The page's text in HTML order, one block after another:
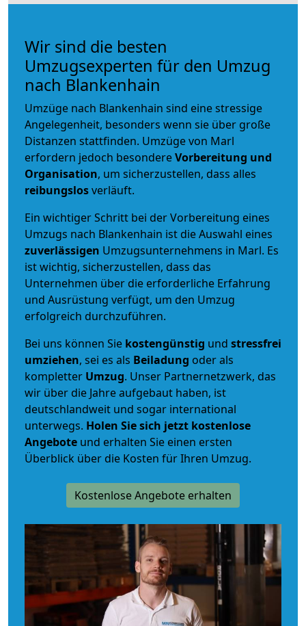
Wir sind die besten
Umzugsexperten für den Umzug
nach Blankenhain
Umzüge nach Blankenhain sind eine stressige
Angelegenheit, besonders wenn sie über große
Distanzen stattfinden. Umzüge von Marl
erfordern jedoch besondereVorbereitung und
Organisation, um sicherzustellen, dass alles
reibungslosverläuft.
Ein wichtiger Schritt bei der Vorbereitung eines
Umzugs nach Blankenhain ist die Auswahl eines
zuverlässigen Umzugsunternehmens in Marl. Es
ist wichtig, sicherzustellen, dass das
Unternehmen über die erforderliche Erfahrung
und Ausrüstung verfügt, um den Umzug
erfolgreich durchzuführen.
Bei uns können Sie kostengünstig und stressfrei
umziehen, sei es als Beiladung oder als
kompletter Umzug. Unser Partnernetzwerk, das
wir über die Jahre aufgebaut haben, ist
deutschlandweit und sogar international
unterwegs. Holen Sie sich jetzt kostenlose
Angebote und erhalten Sie einen ersten
Überblick über die Kosten für Ihren Umzug.
Kostenlose Angebote erhalten